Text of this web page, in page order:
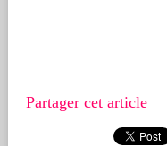
Partager cet article